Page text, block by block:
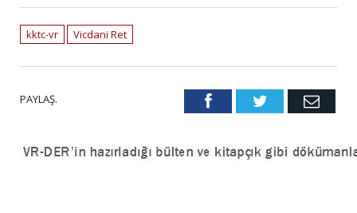
kktc-vr Vicdani Ret
PAYLAŞ. FacebookTwitter Email